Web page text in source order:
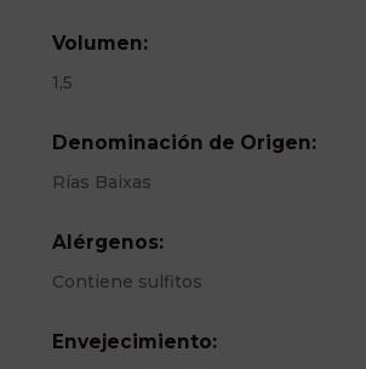
Volumen:
1,5
Denominación de Origen:
Rías Baixas
Alérgenos:
Contiene sulfitos
Envejecimiento: